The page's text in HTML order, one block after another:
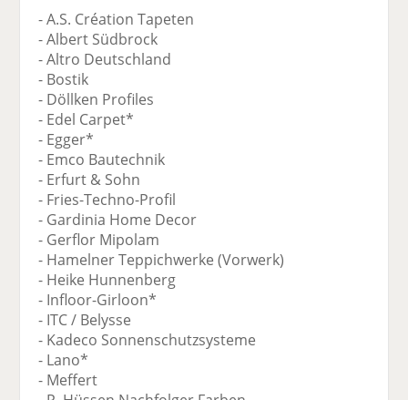
- A.S. Création Tapeten
- Albert Südbrock
- Altro Deutschland
- Bostik
- Döllken Profiles
- Edel Carpet*
- Egger*
- Emco Bautechnik
- Erfurt & Sohn
- Fries-Techno-Profil
- Gardinia Home Decor
- Gerflor Mipolam
- Hamelner Teppichwerke (Vorwerk)
- Heike Hunnenberg
- Infloor-Girloon*
- ITC / Belysse
- Kadeco Sonnenschutzsysteme
- Lano*
- Meffert